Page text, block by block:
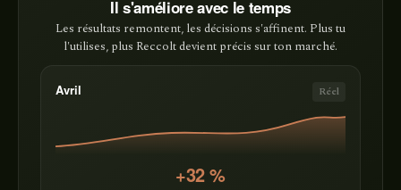
Il s'améliore avec le temps
Les résultats remontent, les décisions s'affinent. Plus tu
l'utilises, plus Reccolt devient précis sur ton marché.
Avril Réel
+32 %